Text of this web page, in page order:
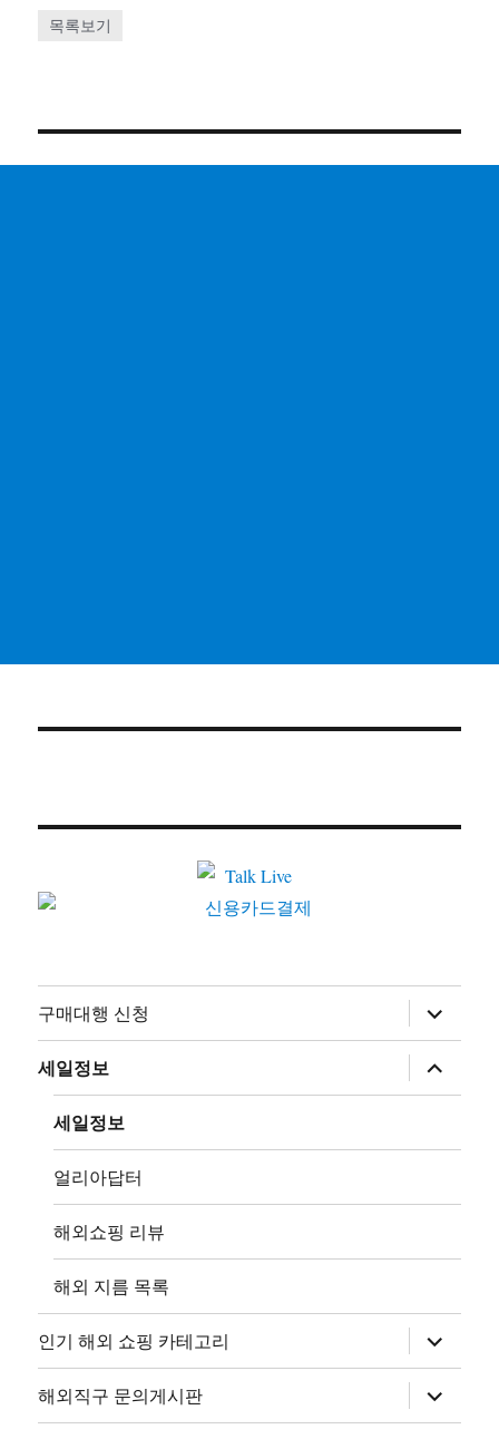
목록보기
구매대행 신청
위
메
뉴
확
장
세일정보
위
메
장
세일정보
얼리아답터
해외쇼핑 리뷰
해외 지름 목록
인기 해외 쇼핑 카테고리
위
메
뉴
확
장
해외직구 문의게시판
위
메